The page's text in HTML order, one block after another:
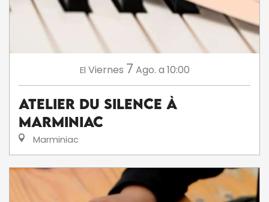
El Viernes 7 Ago. a 10:00
Atelier du silence à
Marminiac
Marminiac